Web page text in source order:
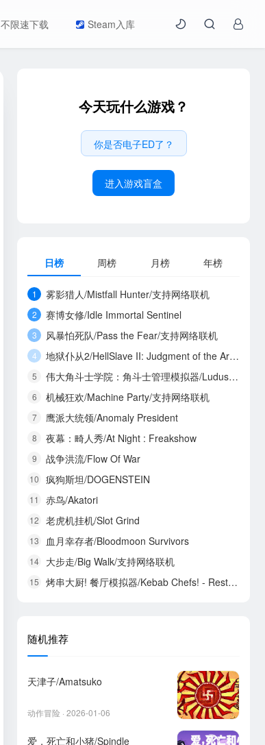
不限速下载 Steam入库
今天玩什么游戏？
你是否电子ED了？
进入游戏盲盒
日榜 周榜 月榜 年榜
1 雾影猎人/Mistfall Hunter/支持网络联机
2 赛博女修/Idle Immortal Sentinel
3 风暴怕死队/Pass the Fear/支持网络联机
4 地狱仆从2/HellSlave II: Judgment of the Archon
5 伟大角斗士学院：角斗士管理模拟器/Ludus Magnatus: Gladiator Manager Simulator
6 机械狂欢/Machine Party/支持网络联机
7 鹰派大统领/Anomaly President
8 夜幕：畸人秀/At Night : Freakshow
9 战争洪流/Flow Of War
10 疯狗斯坦/DOGENSTEIN
11 赤鸟/Akatori
12 老虎机挂机/Slot Grind
13 血月幸存者/Bloodmoon Survivors
14 大步走/Big Walk/支持网络联机
15 烤串大厨! 餐厅模拟器/Kebab Chefs! - Restaurant Simulator/支持网络联机
随机推荐
天津子/Amatsuko
动作冒险 · 2026-01-06
爱，死亡和小猪/Spindle